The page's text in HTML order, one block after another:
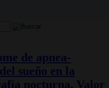
de apnea-
sueño en la
nocturna. Valor